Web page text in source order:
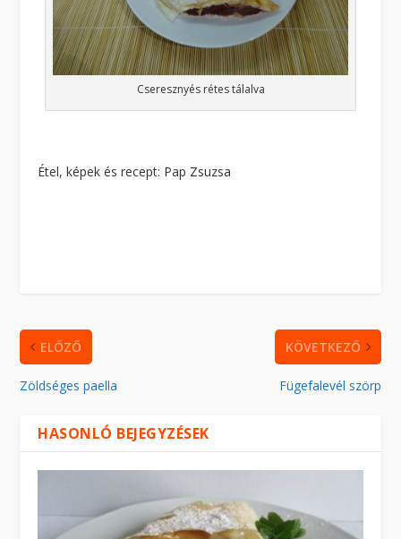
Cseresznyés rétes tálalva
Étel, képek és recept: Pap Zsuzsa
ELŐZŐ
Zöldséges paella
KÖVETKEZŐ
Fügefalevél szörp
HASONLÓ BEJEGYZÉSEK